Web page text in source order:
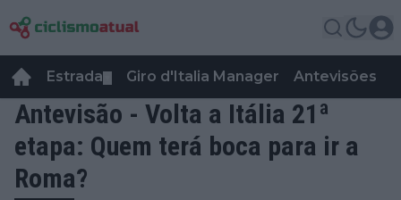
Estrada Giro d'Italia Manager Antevisões
Antevisão - Volta a Itália 21ª
etapa: Quem terá boca para ir a
Roma?